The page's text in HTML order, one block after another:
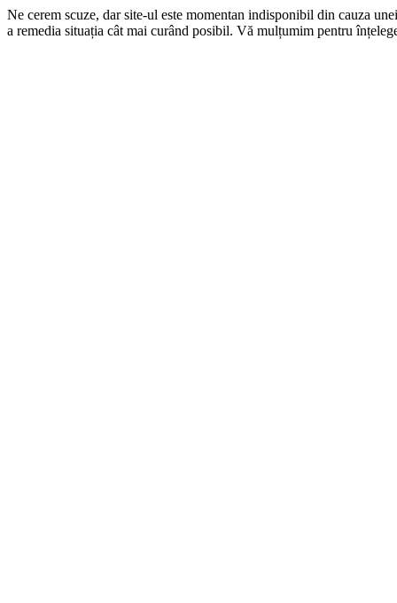
Ne cerem scuze, dar site-ul este momentan indisponibil din cauza
a remedia situația cât mai curând posibil. Vă mulțumim pentru